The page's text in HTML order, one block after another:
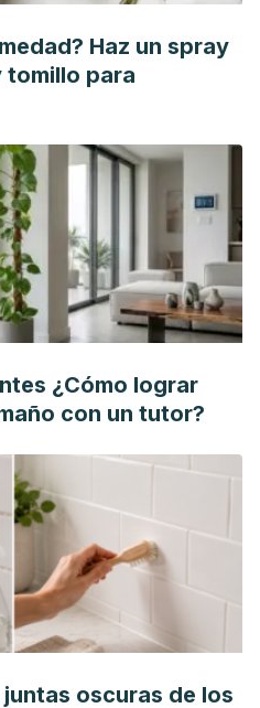
nutrition/eat-these-fruits-
(26 de marzo de 2024).
staying-healthy/foods-that-
of Canada. (3 de octubre de
high blood pressure.
del 2025
healthy-living/healthy-
2021).
6 señales sigilosas de
salud/enfermedades-y-
de-la-inflamacion.html
2024).
Anti-inflammatory diet:
Heart Foundation.
del 2025
heart-matters-
diet
de 2024).
Haz un spray
tomillo para
¿Cómo lograr
con un tutor?
oscuras de los